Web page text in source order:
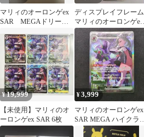
マリィのオーロンゲex
SAR MEGAドリーム
ディスプレイフレーム
マリィのオーロンゲex
SAR専用
¥19,999
【未使用】マリィのオ
ーロンゲex SAR 6枚
¥3,999
マリィのオーロンゲex
SAR MEGA ハイクラス
パック MEGAドリーム